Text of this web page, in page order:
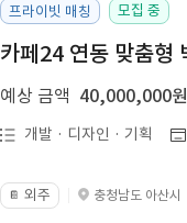
프라이빗 매칭 모집 중
카페24 연동 맞춤형
예상 금액 40,000,000원
개발 · 디자인 · 기획
📔 외주 충청남도 아산시